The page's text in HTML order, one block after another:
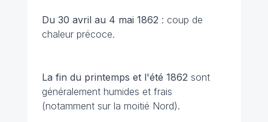
Du 30 avril au 4 mai 1862 : coup de
chaleur précoce.
La fin du printemps et l'été 1862 sont
généralement humides et frais
(notamment sur la moitié Nord).